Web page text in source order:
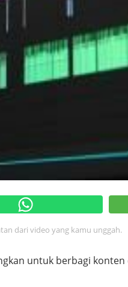
dari video yang kamu unggah.
untuk berbagi